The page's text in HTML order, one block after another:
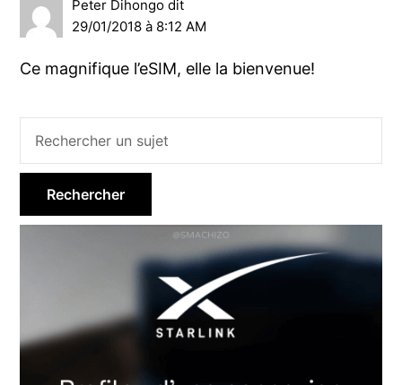
Peter Dihongo dit
29/01/2018 à 8:12 AM
Ce magnifique l’eSIM, elle la bienvenue!
Barre
latérale
principale